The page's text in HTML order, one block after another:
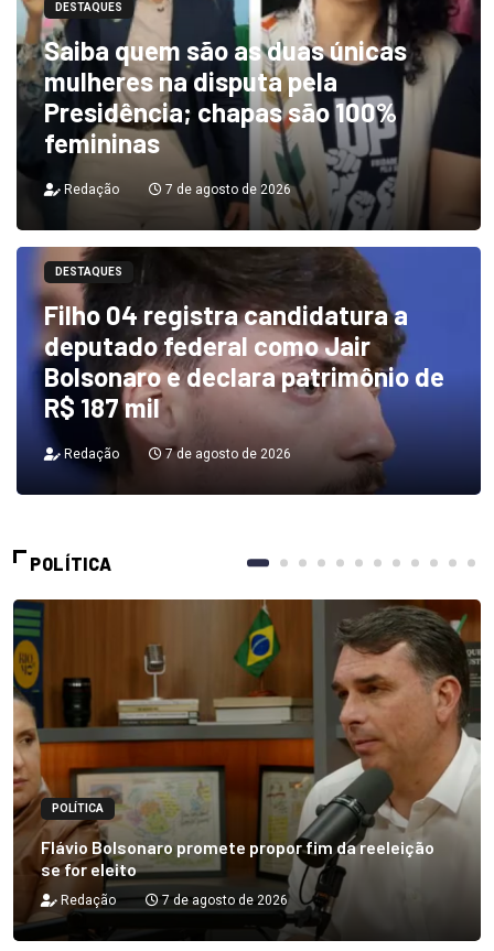
DESTAQUES
Saiba quem são as duas únicas
mulheres na disputa pela
Presidência; chapas são 100%
femininas
Redação 7 de agosto de 2026
DESTAQUES
Filho 04 registra candidatura a
deputado federal como Jair
Bolsonaro e declara patrimônio de
R$ 187 mil
Redação 7 de agosto de 2026
POLÍTICA
POLÍTICA
Flávio Bolsonaro promete propor fim da reeleição
se for eleito
Redação 7 de agosto de 2026